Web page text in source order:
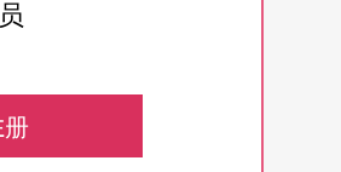
，并且公开征选五位澳
者担任，使得本剧除了
交流。